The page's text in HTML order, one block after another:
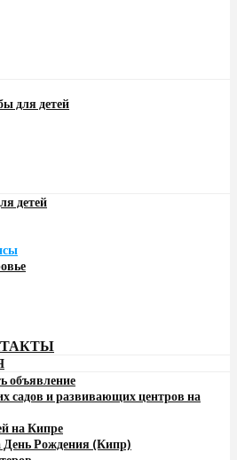
для детей
детей
объявление
садов и развивающих центров на
на Кипре
Рождения (Кипр)